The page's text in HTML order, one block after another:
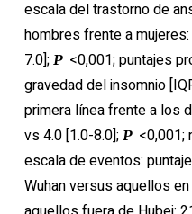
escala del trastorno de
hombres frente a
7.0]; P<0,001; puntajes
gravedad del insomnio
primera línea frente a los
vs 4.0 [1.0-8.0]; P<0,001;
escala de eventos:
Wuhan versus aquellos